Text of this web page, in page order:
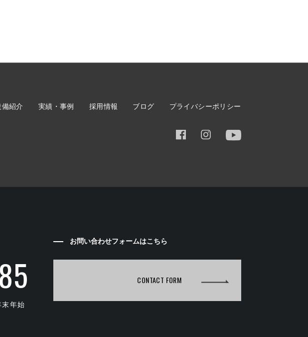
備紹介 実績・事例 採用情報 ブログ プライバシーポリシー
年始
お問い合わせフォームはこちら
CONTACT FORM